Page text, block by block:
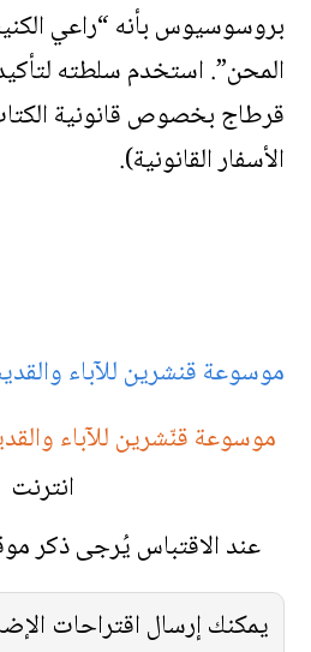
بروسوسيوس بأنه “راعي
المحن”. استخدم سلطته
قرطاج بخصوص قانونية
الأسفار القانونية).
موسوعة قنشرين للآباء
موسوعة قنّشرين للآباء
انترنت
عند الاقتباس يُرجى ذكر
يمكنك إرسال اقتراحات